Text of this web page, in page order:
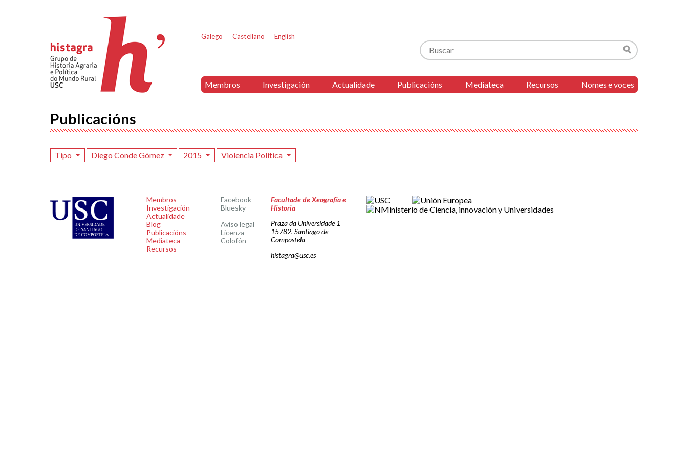
Galego Castellano English
Buscar
Buscar
Membros Investigación Actualidade Publicacións Mediateca Recursos Nomes e voces
Publicacións
Tipo Diego Conde Gómez 2015 Violencia Política
Membros
Investigación
Actualidade
Blog
Publicacións
Mediateca
Recursos
Facebook
Bluesky
Aviso legal
Licenza
Colofón
Facultade de Xeografía e
Historia
Praza da Universidade 1
15782. Santiago de
Compostela
histagra@usc.es